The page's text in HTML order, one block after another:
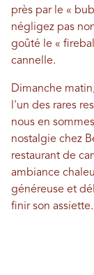
près par le «
négligez pas
goûté le «
cannelle.
Dimanche
l'un des rares
nous en
nostalgie chez
restaurant de
ambiance
généreuse et
finir son assiette.